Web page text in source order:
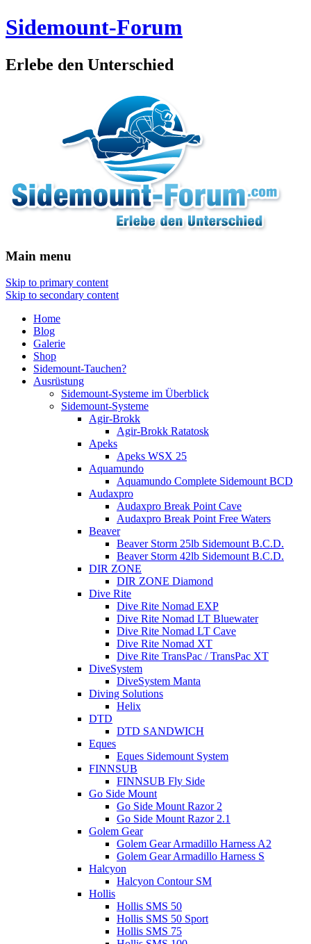
Sidemount-Forum
Erlebe den Unterschied
Main menu
Skip to primary content
Skip to secondary content
Home
Blog
Galerie
Shop
Sidemount-Tauchen?
Ausrüstung
Sidemount-Systeme im Überblick
Sidemount-Systeme
Agir-Brokk
Agir-Brokk Ratatosk
Apeks
Apeks WSX 25
Aquamundo
Aquamundo Complete Sidemount BCD
Audaxpro
Audaxpro Break Point Cave
Audaxpro Break Point Free Waters
Beaver
Beaver Storm 25lb Sidemount B.C.D.
Beaver Storm 42lb Sidemount B.C.D.
DIR ZONE
DIR ZONE Diamond
Dive Rite
Dive Rite Nomad EXP
Dive Rite Nomad LT Bluewater
Dive Rite Nomad LT Cave
Dive Rite Nomad XT
Dive Rite TransPac / TransPac XT
DiveSystem
DiveSystem Manta
Diving Solutions
Helix
DTD
DTD SANDWICH
Eques
Eques Sidemount System
FINNSUB
FINNSUB Fly Side
Go Side Mount
Go Side Mount Razor 2
Go Side Mount Razor 2.1
Golem Gear
Golem Gear Armadillo Harness A2
Golem Gear Armadillo Harness S
Halcyon
Halcyon Contour SM
Hollis
Hollis SMS 50
Hollis SMS 50 Sport
Hollis SMS 75